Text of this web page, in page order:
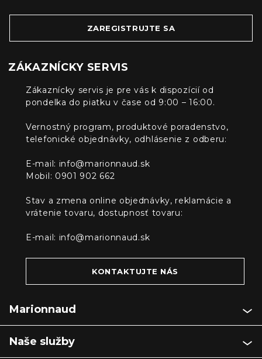
ZAREGISTRUJTE SA
ZÁKAZNÍCKY SERVIS
Zákaznícky servis je pre vás k dispozícií od
pondelka do piatku v čase od 9:00 – 16:00.
Vernostný program, produktové poradenstvo,
telefonické objednávky, odhlásenie z odberu:
E-mail: info@marionnaud.sk
Mobil: 0901 902 662
Stav a zmena online objednávky, reklamácie a
vrátenie tovaru, dostupnosť tovaru:
E-mail: info@marionnaud.sk
KONTAKTUJTE NÁS
Marionnaud
Naše služby